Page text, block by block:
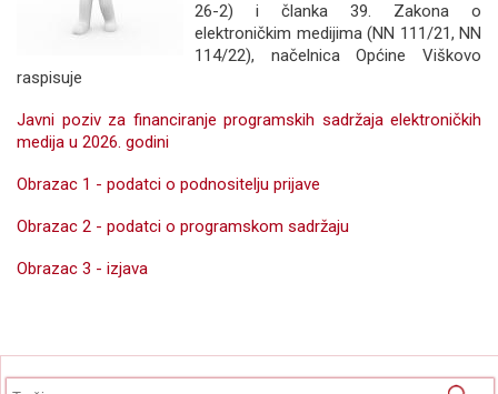
26-2) i članka 39. Zakona o
elektroničkim medijima (NN 111/21, NN
114/22), načelnica Općine Viškovo
raspisuje
Javni poziv za financiranje programskih sadržaja elektroničkih
medija u 2026. godini
Obrazac 1 - podatci o podnositelju prijave
Obrazac 2 - podatci o programskom sadržaju
Obrazac 3 - izjava